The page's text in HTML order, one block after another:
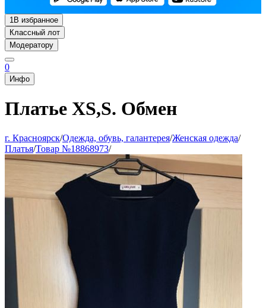
1В избранное
Классный лот
Модератору
0
Инфо
Платье XS,S. Обмен
г. Красноярск/Одежда, обувь, галантерея/Женская одежда/
Платья/Товар №18868973/